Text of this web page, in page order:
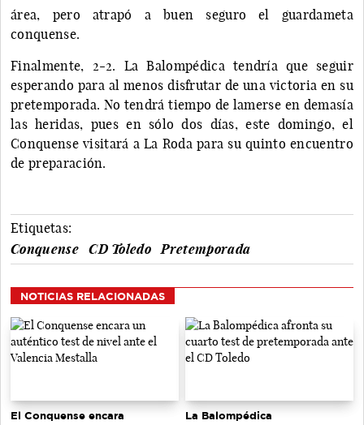
área, pero atrapó a buen seguro el guardameta
conquense.
Finalmente, 2-2. La Balompédica tendría que seguir
esperando para al menos disfrutar de una victoria en su
pretemporada. No tendrá tiempo de lamerse en demasía
las heridas, pues en sólo dos días, este domingo, el
Conquense visitará a La Roda para su quinto encuentro
de preparación.
Etiquetas:
Conquense
CD Toledo Pretemporada
NOTICIAS RELACIONADAS
El Conquense encara
La Balompédica